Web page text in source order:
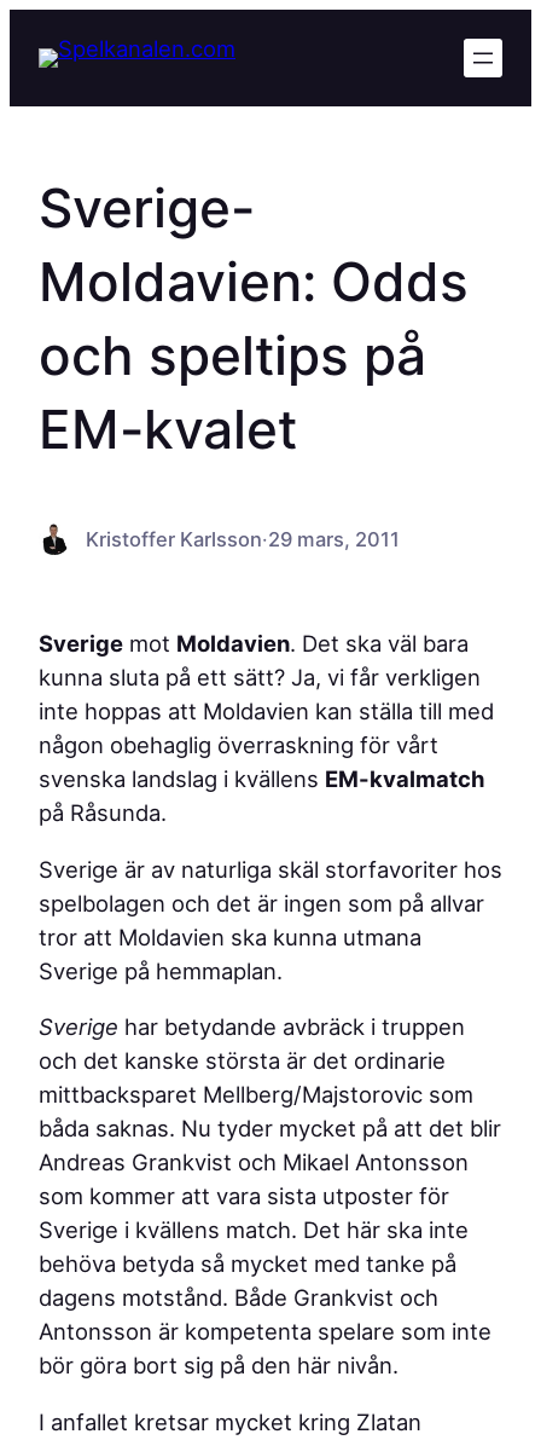
Sverige-
Moldavien: Odds
och speltips på
EM-kvalet
Kristoffer Karlsson·29 mars, 2011
Sverige mot Moldavien. Det ska väl bara
kunna sluta på ett sätt? Ja, vi får verkligen
inte hoppas att Moldavien kan ställa till med
någon obehaglig överraskning för vårt
svenska landslag i kvällens EM-kvalmatch
på Råsunda.
Sverige är av naturliga skäl storfavoriter hos
spelbolagen och det är ingen som på allvar
tror att Moldavien ska kunna utmana
Sverige på hemmaplan.
Sverige har betydande avbräck i truppen
och det kanske största är det ordinarie
mittbacksparet Mellberg/Majstorovic som
båda saknas. Nu tyder mycket på att det blir
Andreas Grankvist och Mikael Antonsson
som kommer att vara sista utposter för
Sverige i kvällens match. Det här ska inte
behöva betyda så mycket med tanke på
dagens motstånd. Både Grankvist och
Antonsson är kompetenta spelare som inte
bör göra bort sig på den här nivån.
I anfallet kretsar mycket kring Zlatan